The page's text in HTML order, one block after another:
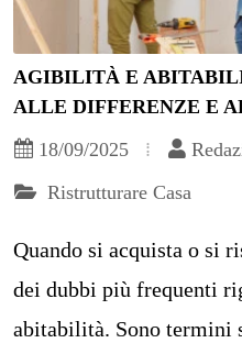
AGIBILITÀ E
ALLE DIFFERENZE E
18/09/2025
Ristrutturare Casa
Quando si acquista o si
dei dubbi più frequenti
abitabilità. Sono termini